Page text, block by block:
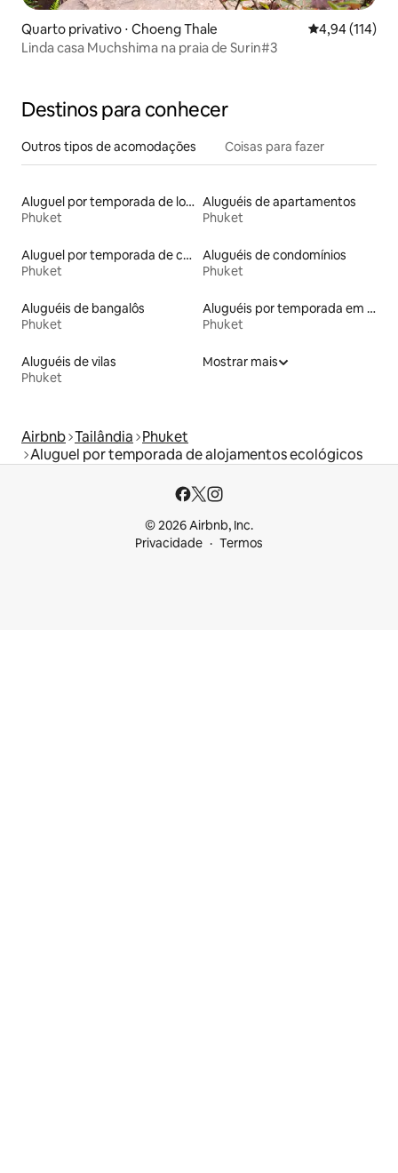
Quarto privativo ⋅ Choeng Thale 4,94 de uma
4,94 (114)
Linda casa Muchshima na praia de Surin#3
Destinos para conhecer
Outros tipos de acomodações Coisas para fazer
Aluguel por temporada de lofts
Phuket
Aluguéis de apartamentos
Phuket
Aluguel por temporada de casas de hóspedes
Phuket
Aluguéis de condomínios
Phuket
Aluguéis de bangalôs
Phuket
Aluguéis por temporada em resorts
Phuket
Aluguéis de vilas
Phuket
Mostrar mais
Airbnb Tailândia Phuket
Aluguel por temporada de alojamentos ecológicos
© 2026 Airbnb, Inc.
Privacidade
Termos